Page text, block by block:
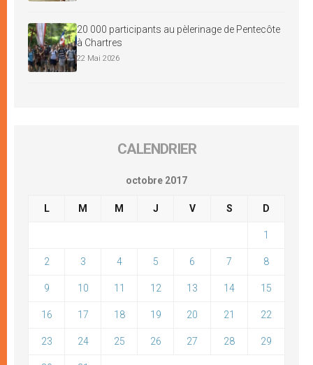
20 000 participants au pèlerinage de Pentecôte
à Chartres
22 Mai 2026
CALENDRIER
octobre 2017
L M M J V S D
1
2 3 4 5 6 7 8
9 10 11 12 13 14 15
16 17 18 19 20 21 22
23 24 25 26 27 28 29